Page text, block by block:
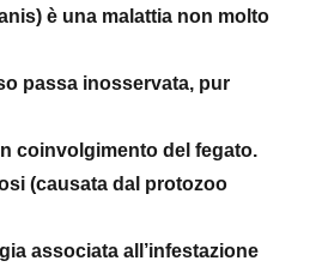
è una malattia non molto
passa inosservata, pur
coinvolgimento del fegato.
(causata dal protozoo
associata all’infestazione